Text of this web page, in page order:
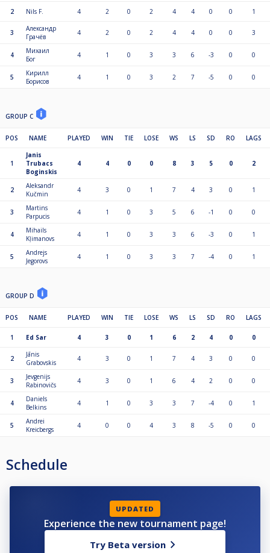
2 Nils F. 4 2 0 2 4 4 0 0 1
3
Александр
Грачёв
4 2 0 2 4 4 0 0 3
4
Михаил
Бог
4 1 0 3 3 6 -3 0 0
5
Кирилл
Борисов
4 1 0 3 2 7 -5 0 0
GROUP C
POS NAME PLAYED WIN TIE LOSE WS LS SD RO LAGS
1
Janis
Trubacs
Boginskis
4 4 0 0 8 3 5 0 2
2
Aleksandr
Kučmin
4 3 0 1 7 4 3 0 1
3
Martins
Parpucis
4 1 0 3 5 6 -1 0 0
4
Mihails
Kļimanovs
4 1 0 3 3 6 -3 0 1
5
Andrejs
Jegorovs
4 1 0 3 3 7 -4 0 1
GROUP D
POS NAME PLAYED WIN TIE LOSE WS LS SD RO LAGS
1 Ed Sar 4 3 0 1 6 2 4 0 0
2
Jānis
Grabovskis
4 3 0 1 7 4 3 0 0
3
Jevgenijs
Rabinovičs
4 3 0 1 6 4 2 0 0
4
Daniels
Belkins
4 1 0 3 3 7 -4 0 1
5
Andrei
Kreicbergs
4 0 0 4 3 8 -5 0 0
Schedule
UPDATED
Experience the new tournament page!
Try Beta version